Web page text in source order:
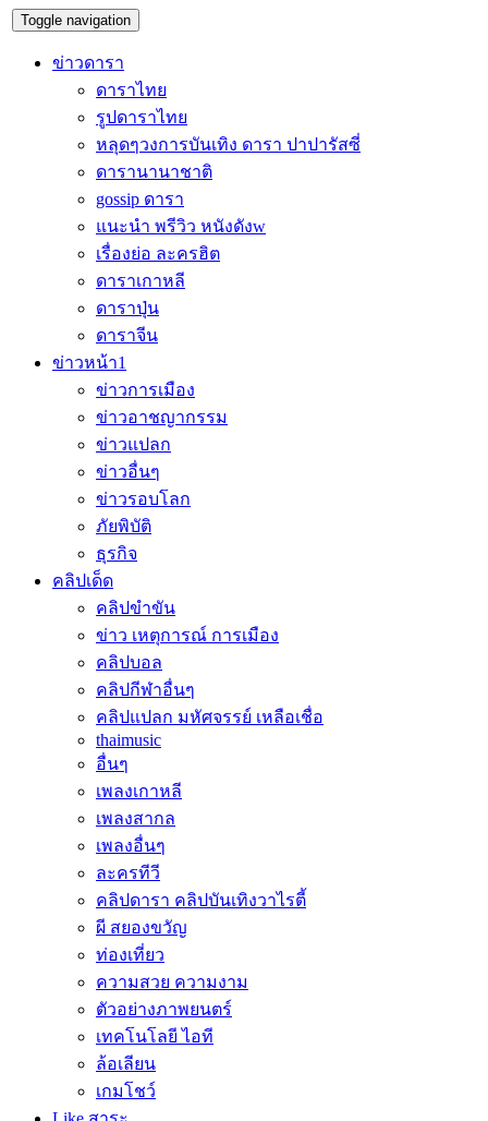
Toggle navigation
ข่าวดารา
ดาราไทย
รูปดาราไทย
หลุดๆวงการบันเทิง ดารา ปาปารัสซี่
ดารานานาชาติ
gossip ดารา
แนะนำ พรีวิว หนังดังw
เรื่องย่อ ละครฮิต
ดาราเกาหลี
ดาราปุ่น
ดาราจีน
ข่าวหน้า1
ข่าวการเมือง
ข่าวอาชญากรรม
ข่าวแปลก
ข่าวอื่นๆ
ข่าวรอบโลก
ภัยพิบัติ
ธุรกิจ
คลิปเด็ด
คลิปขำขัน
ข่าว เหตุการณ์ การเมือง
คลิปบอล
คลิปกีฬาอื่นๆ
คลิปแปลก มหัศจรรย์ เหลือเชื่อ
thaimusic
อื่นๆ
เพลงเกาหลี
เพลงสากล
เพลงอื่นๆ
ละครทีวี
คลิปดารา คลิปบันเทิงวาไรตี้
ผี สยองขวัญ
ท่องเที่ยว
ความสวย ความงาม
ตัวอย่างภาพยนตร์
เทคโนโลยี ไอที
ล้อเลียน
เกมโชว์